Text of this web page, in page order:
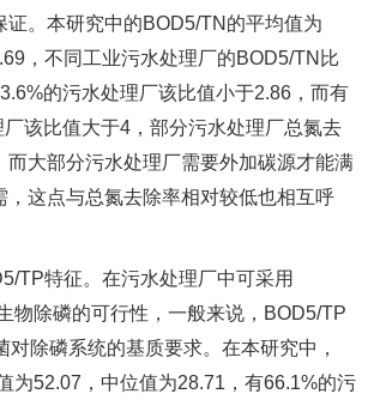
证。本研究中的BOD5/TN的平均值为
，不同工业污水处理厂的BOD5/TN比
的污水处理厂该比值小于2.86，而有
该比值大于4，部分污水处理厂总氮去
而大部分污水处理厂需要外加碳源才能满
，这点与总氮去除率相对较低也相互呼
TP特征。在污水处理厂中可采用
物除磷的可行性，一般来说，BOD5/TP
对除磷系统的基质要求。在本研究中，
为52.07，中位值为28.71，有66.1%的污